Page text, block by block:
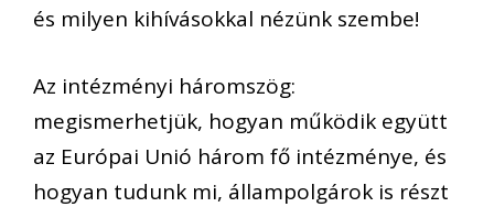
és milyen kihívásokkal nézünk szembe!
Az intézményi háromszög:
megismerhetjük, hogyan működik együtt
az Európai Unió három fő intézménye, és
hogyan tudunk mi, állampolgárok is részt